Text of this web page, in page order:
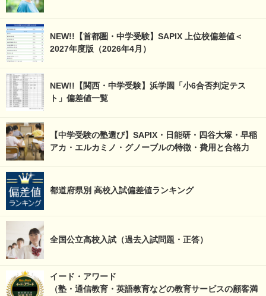
NEW!!【首都圏・中学受験】SAPIX 上位校偏差値＜
2027年度版（2026年4月）
NEW!!【関西・中学受験】浜学園「小6合否判定テス
ト」偏差値一覧
【中学受験の塾選び】SAPIX・日能研・四谷大塚・早稲
アカ・エルカミノ・グノーブルの特徴・費用と合格力
都道府県別 高校入試偏差値ランキング
全国公立高校入試（過去入試問題・正答）
イード・アワード
（塾・通信教育・英語教育などの教育サービスの顧客満